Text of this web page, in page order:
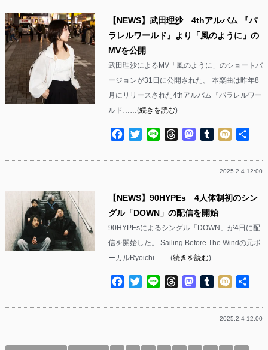
【NEWS】武田理沙 4thアルバム 『パ
ラレルワールド』より「風のように」の
MVを公開
武田理沙によるMV「風のように」のショートバ
ージョンが31日に公開された。 本楽曲は昨年8
月にリリースされた4thアルバム『パラレルワー
ルド……(続きを読む)
Facebook
TwitterLine ThreadsMastodon
Tumblr
Mixi
2025.2.4 12:00
【NEWS】90HYPEs 4人体制初のシン
グル「DOWN」の配信を開始
90HYPEsによるシングル「DOWN」が4日に配
信を開始した。 Sailing Before The Windの元ボ
ーカルRyoichi ……(続きを読む)
Facebook
TwitterLine ThreadsMastodon
Tumblr
Mixi
2025.2.4 12:00